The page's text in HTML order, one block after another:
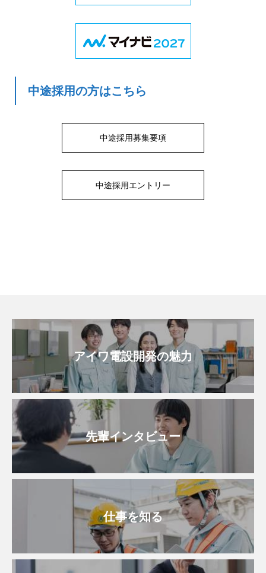
中途採用の方はこちら
中途採用募集要項
中途採用エントリー
アイワ電設開発の魅力
先輩インタビュー
仕事を知る